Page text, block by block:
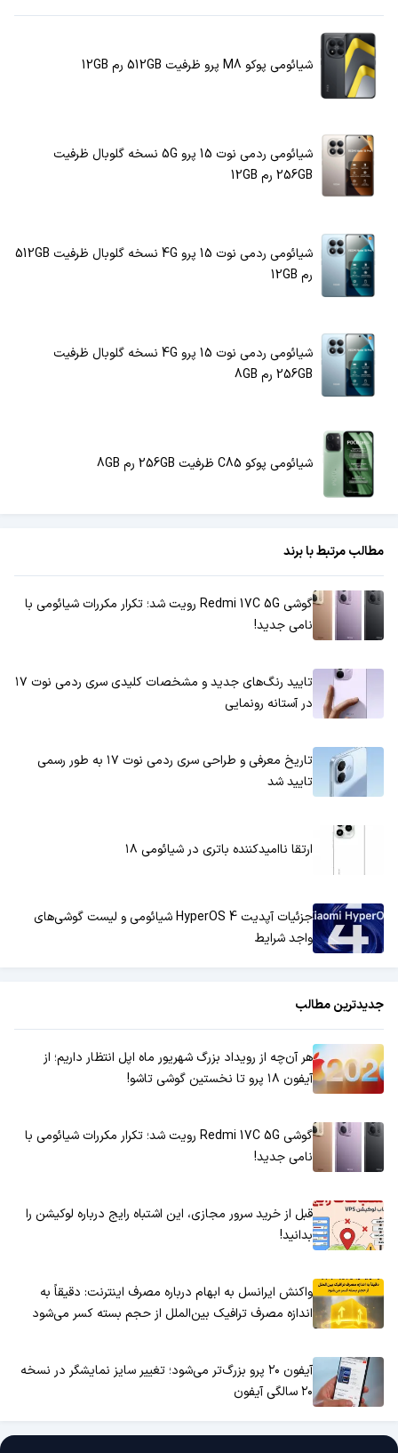
شیائومی پوکو M8 پرو ظرفیت 512GB رم 12GB
شیائومی ردمی نوت 15 پرو 5G نسخه گلوبال ظرفیت
256GB رم 12GB
شیائومی ردمی نوت 15 پرو 4G نسخه گلوبال ظرفیت 512GB
رم 12GB
شیائومی ردمی نوت 15 پرو 4G نسخه گلوبال ظرفیت
256GB رم 8GB
شیائومی پوکو C85 ظرفیت 256GB رم 8GB
مطالب مرتبط با برند
گوشی Redmi 17C 5G رویت شد؛ تکرار مکررات شیائومی با
نامی جدید!
تایید رنگ‌های جدید و مشخصات کلیدی سری ردمی نوت ۱۷
در آستانه رونمایی
تاریخ معرفی و طراحی سری ردمی نوت ۱۷ به طور رسمی
تایید شد
ارتقا ناامیدکننده باتری در شیائومی ۱۸
جزئیات آپدیت HyperOS 4 شیائومی و لیست گوشی‌های
واجد شرایط
جدیدترین مطالب
هر آن‌چه از رویداد بزرگ شهریور ماه اپل انتظار داریم؛ از
آیفون ۱۸ پرو تا نخستین گوشی تاشو!
گوشی Redmi 17C 5G رویت شد؛ تکرار مکررات شیائومی با
نامی جدید!
قبل از خرید سرور مجازی، این اشتباه رایج درباره لوکیشن را
بدانید!
واکنش ایرانسل به ابهام درباره مصرف اینترنت: دقیقاً به
اندازه مصرف ترافیک بین‌الملل از حجم بسته کسر می‌شود
آیفون ۲۰ پرو بزرگ‌تر می‌شود؛ تغییر سایز نمایشگر در نسخه
۲۰ سالگی آیفون